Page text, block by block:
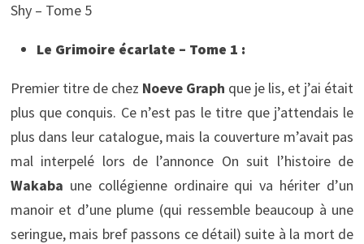
Shy – Tome 5
Le Grimoire écarlate – Tome 1 :
Premier titre de chez Noeve Graph que je lis, et j’ai était
plus que conquis. Ce n’est pas le titre que j’attendais le
plus dans leur catalogue, mais la couverture m’avait pas
mal interpelé lors de l’annonce On suit l’histoire de
Wakaba une collégienne ordinaire qui va hériter d’un
manoir et d’une plume (qui ressemble beaucoup à une
seringue, mais bref passons ce détail) suite à la mort de